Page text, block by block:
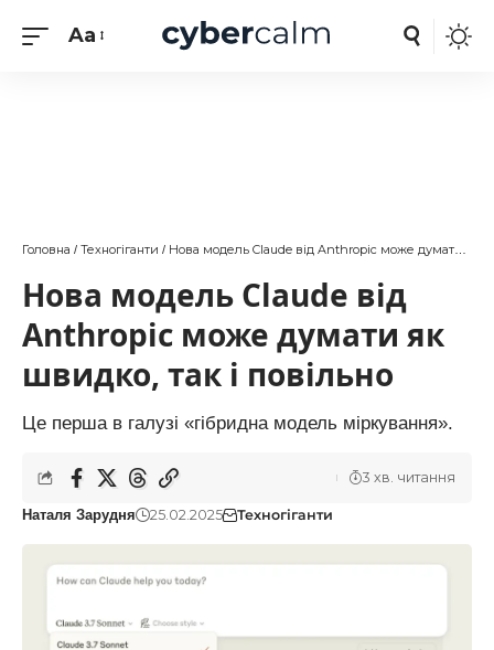
Aa
Головна / Техногіганти / Нова модель Claude від Anthropic може думати як швидко, так і повільно
Нова модель Claude від
Anthropic може думати як
швидко, так і повільно
Це перша в галузі «гібридна модель міркування».
Наталя Зарудня 25.02.2025 Техногіганти
3 хв. читання